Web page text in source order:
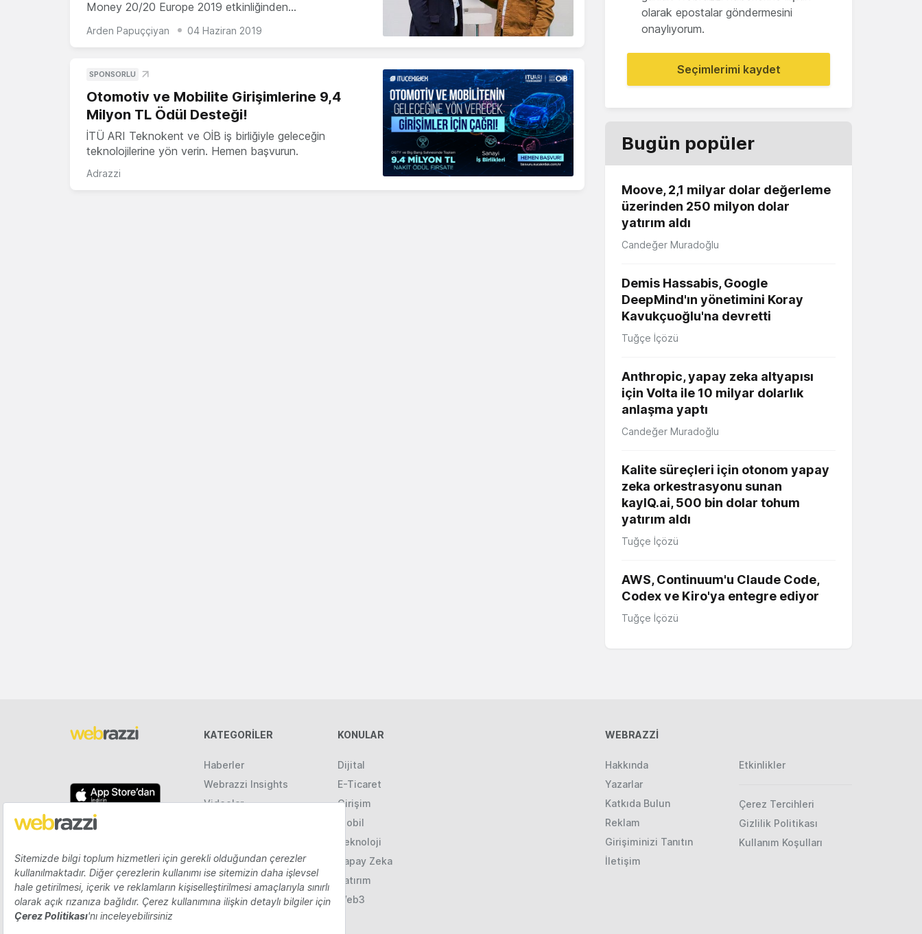
Money 20/20 Europe 2019 etkinliğinden…
Arden Papuççiyan 04 Haziran 2019
SPONSORLU
Otomotiv ve Mobilite Girişimlerine 9,4
Milyon TL Ödül Desteği!
İTÜ ARI Teknokent ve OİB iş birliğiyle geleceğin
teknolojilerine yön verin. Hemen başvurun.
Adrazzi
olarak epostalar göndermesini
onaylıyorum.
Seçimlerimi kaydet
Bugün popüler
Moove, 2,1 milyar dolar değerleme
üzerinden 250 milyon dolar
yatırım aldı
Candeğer Muradoğlu
Demis Hassabis, Google
DeepMind'ın yönetimini Koray
Kavukçuoğlu'na devretti
Tuğçe İçözü
Anthropic, yapay zeka altyapısı
için Volta ile 10 milyar dolarlık
anlaşma yaptı
Candeğer Muradoğlu
Kalite süreçleri için otonom yapay
zeka orkestrasyonu sunan
kayIQ.ai, 500 bin dolar tohum
yatırım aldı
Tuğçe İçözü
AWS, Continuum'u Claude Code,
Codex ve Kiro'ya entegre ediyor
Tuğçe İçözü
KATEGORILER
Haberler
Webrazzi Insights
Videolar
KONULAR
Dijital
E-Ticaret
Girişim
Mobil
Teknoloji
Yapay Zeka
Yatırım
Web3
WEBRAZZİ
Hakkında
Yazarlar
Katkıda Bulun
Reklam
Girişiminizi Tanıtın
İletişim
Etkinlikler
Çerez Tercihleri
Gizlilik Politikası
Kullanım Koşulları